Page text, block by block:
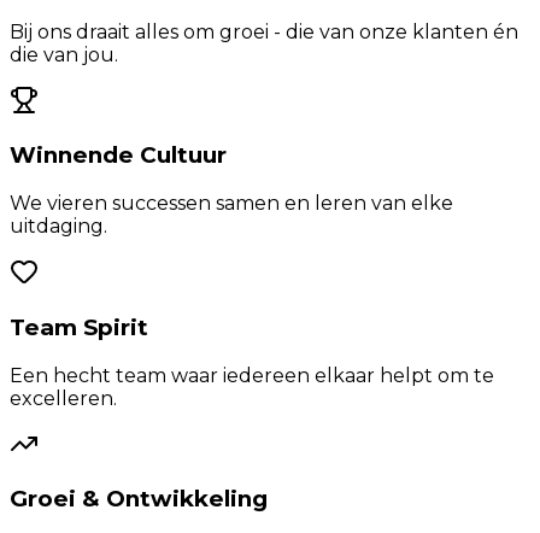
Bij ons draait alles om groei - die van onze klanten én
die van jou.
Winnende Cultuur
We vieren successen samen en leren van elke
uitdaging.
Team Spirit
Een hecht team waar iedereen elkaar helpt om te
excelleren.
Groei & Ontwikkeling